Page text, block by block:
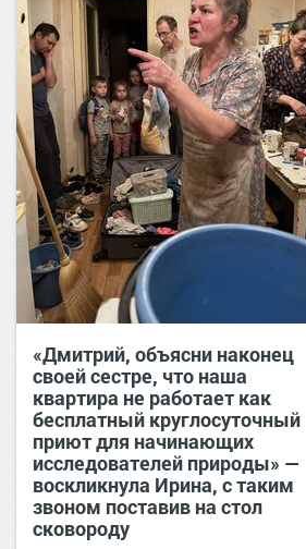
«Дмитрий, объясни наконец
своей сестре, что наша
квартира не работает как
бесплатный круглосуточный
приют для начинающих
исследователей природы» —
воскликнула Ирина, с таким
звоном поставив на стол
сковороду